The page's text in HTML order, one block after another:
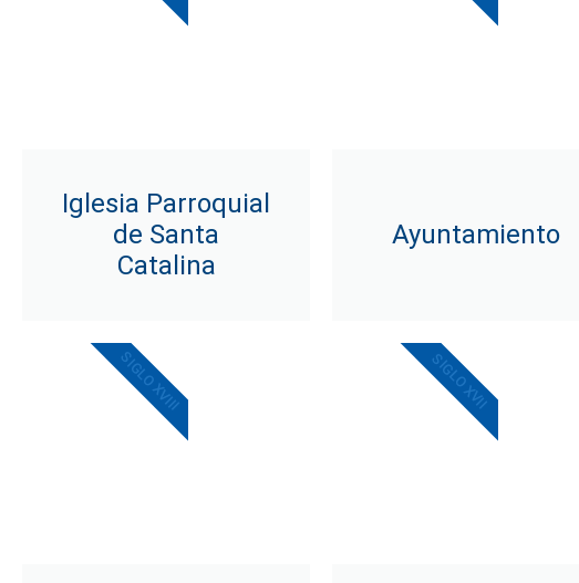
Iglesia Parroquial
de Santa
Catalina
Ayuntamiento
SIGLO XVIII SIGLO XVII